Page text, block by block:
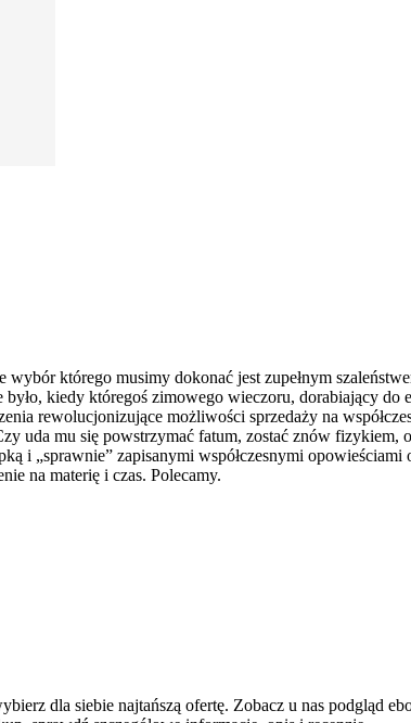
którego musimy dokonać jest zupełnym
kiedy któregoś zimowego wieczoru, dorabiający
rewolucjonizujące możliwości sprzedaży na
uda mu się powstrzymać fatum, zostać znów
i „sprawnie” zapisanymi współczesnymi
na materię i czas. Polecamy.
dla siebie najtańszą ofertę. Zobacz u nas podgląd